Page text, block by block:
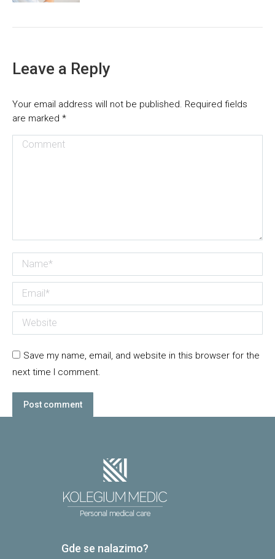
Leave a Reply
Your email address will not be published. Required fields
are marked *
Comment
Name *
Email *
Website
Save my name, email, and website in this browser for the
next time I comment.
Post comment
Gde se nalazimo?